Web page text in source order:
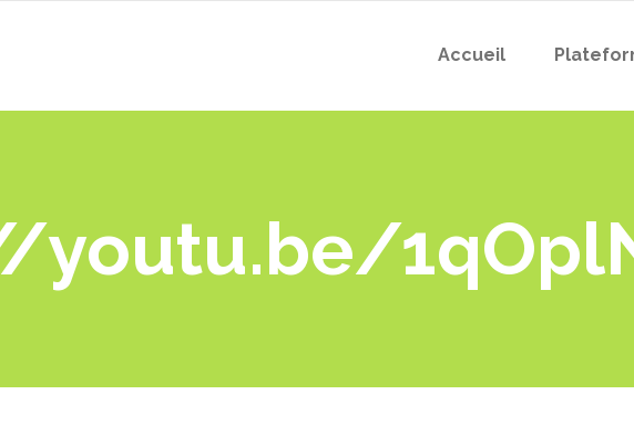
Accueil
youtu.be/